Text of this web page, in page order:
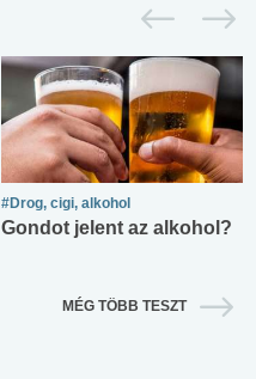
#Drog, cigi, alkohol
Gondot jelent az alkohol?
MÉG TÖBB TESZT